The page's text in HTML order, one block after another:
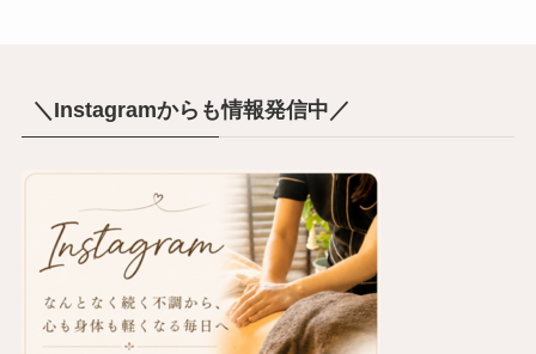
＼Instagramからも情報発信中／